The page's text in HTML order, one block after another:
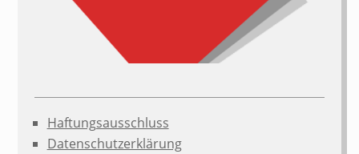
Haftungsausschluss
Datenschutzerklärung